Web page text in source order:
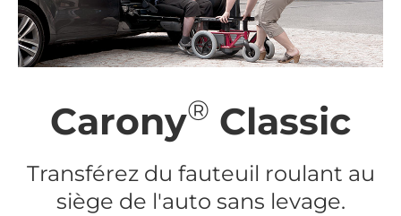
Carony® Classic
Transférez du fauteuil roulant au
siège de l'auto sans levage.